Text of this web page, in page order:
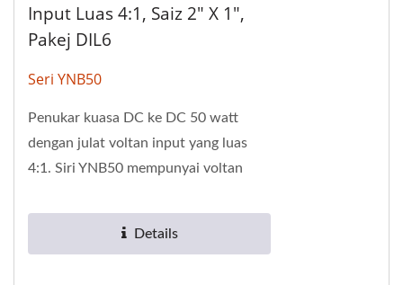
Input Luas 4:1, Saiz 2" X 1",
Pakej DIL6
Seri YNB50
Penukar kuasa DC ke DC 50 watt
dengan julat voltan input yang luas
4:1. Siri YNB50 mempunyai voltan
spesifikasi output...
Details